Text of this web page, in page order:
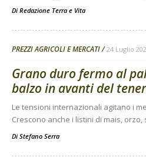
Di Redazione Terra e Vita
PREZZI AGRICOLI E MERCATI 24 Luglio
Grano duro fermo al
balzo in avanti del
Le tensioni internazionali agitano i
Crescono anche i listini di mais, orzo,
Di Stefano Serra